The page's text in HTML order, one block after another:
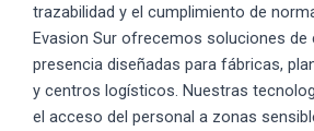
trazabilidad y el cumplimiento de
Evasion Sur ofrecemos soluciones
presencia diseñadas para fábricas,
y centros logísticos. Nuestras
el acceso del personal a zonas